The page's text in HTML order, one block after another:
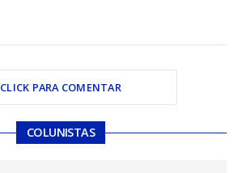
CLICK PARA COMENTAR
COLUNISTAS